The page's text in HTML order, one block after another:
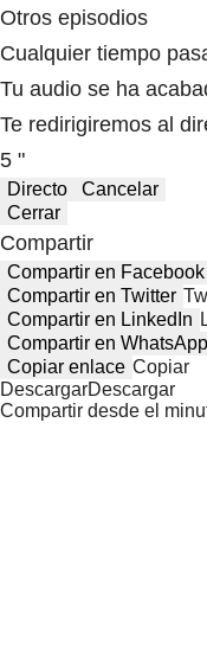
Otros episodios
Cualquier tiempo
Tu audio se ha
Te redirigiremos al
5 "
Directo
Cancelar
Cerrar
Compartir
Compartir en Facebook
Compartir en Twitter
Compartir en LinkedIn
Compartir en WhatsApp
Copiar enlace Copiar
DescargarDescargar
Compartir desde el